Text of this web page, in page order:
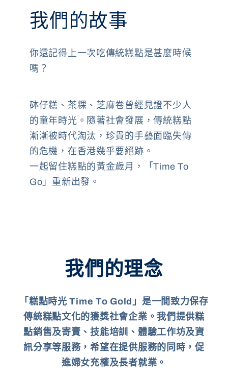
我們的故事
你還記得上一次吃傳統糕點是甚麼時候
嗎？
砵仔糕、茶粿、芝麻卷曾經見證不少人
的童年時光。隨著社會發展，傳統糕點
漸漸被時代淘汰，珍貴的手藝面臨失傳
的危機，在香港幾乎要絕跡。
一起留住糕點的黃金歲月，「Time To
Go」重新出發。
我們的理念
「糕點時光 Time To Gold」是一間致力保存
傳統糕點文化的獲獎社會企業。我們提供糕
點銷售及寄賣、技能培訓、體驗工作坊及資
訊分享等服務，希望在提供服務的同時，促
進婦女充權及長者就業。